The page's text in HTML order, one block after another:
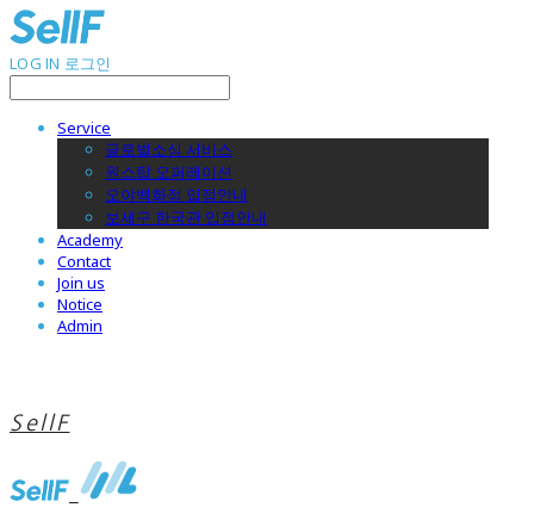
LOG IN 로그인
Service
글로벌소싱 서비스
원스탑 오퍼레이션
오야백화점 입점안내
보세구 한국관 입점안내
Academy
Contact
Join us
Notice
Admin
SellF